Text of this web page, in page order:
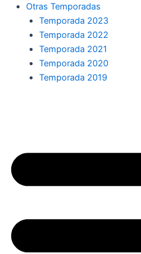
Otras Temporadas
Temporada 2023
Temporada 2022
Temporada 2021
Temporada 2020
Temporada 2019